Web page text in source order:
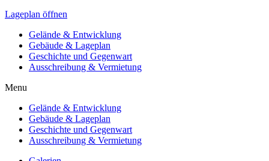
Lageplan öffnen
Gelände & Entwicklung
Gebäude & Lageplan
Geschichte und Gegenwart
Ausschreibung & Vermietung
Menu
Gelände & Entwicklung
Gebäude & Lageplan
Geschichte und Gegenwart
Ausschreibung & Vermietung